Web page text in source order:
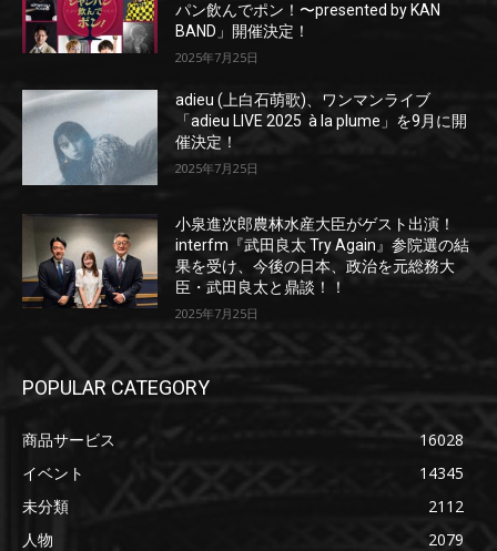
パン飲んでポン！〜presented by KAN
BAND」開催決定！
2025年7月25日
adieu (上白石萌歌)、ワンマンライブ
「adieu LIVE 2025 à la plume」を9月に開
催決定！
2025年7月25日
小泉進次郎農林水産大臣がゲスト出演！
interfm『武田良太 Try Again』参院選の結
果を受け、今後の日本、政治を元総務大
臣・武田良太と鼎談！！
2025年7月25日
POPULAR CATEGORY
商品サービス
16028
イベント
14345
未分類
2112
人物
2079